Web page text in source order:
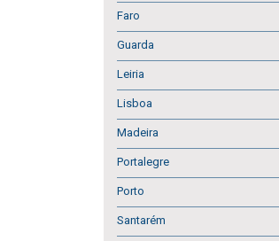
Faro
Guarda
Leiria
Lisboa
Madeira
Portalegre
Porto
Santarém